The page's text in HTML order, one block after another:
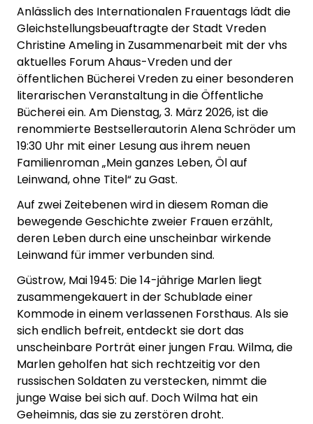
Anlässlich des Internationalen Frauentags lädt die
Gleichstellungsbeuaftragte der Stadt Vreden
Christine Ameling in Zusammenarbeit mit der vhs
aktuelles Forum Ahaus-Vreden und der
öffentlichen Bücherei Vreden zu einer besonderen
literarischen Veranstaltung in die Öffentliche
Bücherei ein. Am Dienstag, 3. März 2026, ist die
renommierte Bestsellerautorin Alena Schröder um
19:30 Uhr mit einer Lesung aus ihrem neuen
Familienroman „Mein ganzes Leben, Öl auf
Leinwand, ohne Titel“ zu Gast.
Auf zwei Zeitebenen wird in diesem Roman die
bewegende Geschichte zweier Frauen erzählt,
deren Leben durch eine unscheinbar wirkende
Leinwand für immer verbunden sind.
Güstrow, Mai 1945: Die 14-jährige Marlen liegt
zusammengekauert in der Schublade einer
Kommode in einem verlassenen Forsthaus. Als sie
sich endlich befreit, entdeckt sie dort das
unscheinbare Porträt einer jungen Frau. Wilma, die
Marlen geholfen hat sich rechtzeitig vor den
russischen Soldaten zu verstecken, nimmt die
junge Waise bei sich auf. Doch Wilma hat ein
Geheimnis, das sie zu zerstören droht.